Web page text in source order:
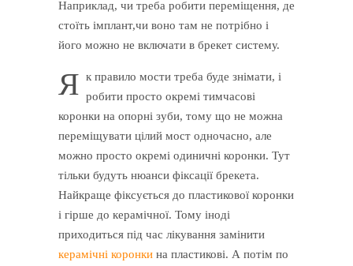
Наприклад, чи треба робити переміщення, де
стоїть імплант,чи воно там не потрібно і
його можно не включати в брекет систему.
Я к правило мости треба буде знімати, і
робити просто окремі тимчасові
коронки на опорні зуби, тому що не можна
переміщувати цілий мост одночасно, але
можно просто окремі одиничні коронки. Тут
тільки будуть нюанси фіксації брекета.
Найкраще фіксується до пластикової коронки
і гірше до керамічної. Тому іноді
приходиться під час лікування замінити
керамічні коронки на пластикові. А потім по